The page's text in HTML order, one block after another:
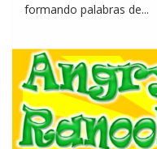
formando palabras de...